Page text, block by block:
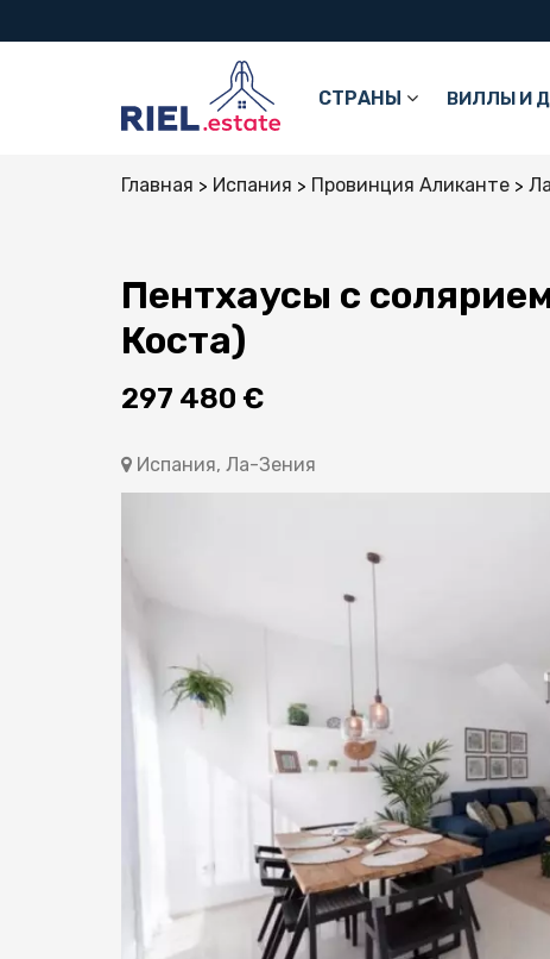
СТРАНЫ ВИЛЛЫ И
Главная Испания Провинция Аликанте
Пентхаусы с
Коста)
297 480 €
Испания, Ла-Зения